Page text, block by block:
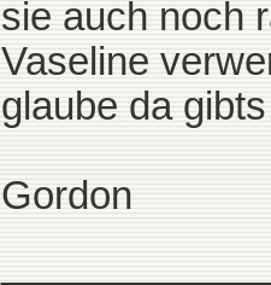
sie auch noch
Vaseline
glaube da
Gordon